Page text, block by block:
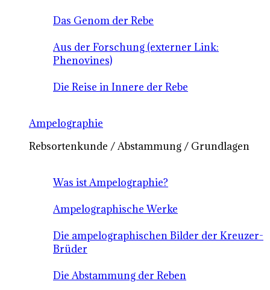
Das Genom der Rebe
Aus der Forschung (externer Link:
Phenovines)
Die Reise in Innere der Rebe
Ampelographie
Rebsortenkunde / Abstammung / Grundlagen
Was ist Ampelographie?
Ampelographische Werke
Die ampelographischen Bilder der Kreuzer-
Brüder
Die Abstammung der Reben